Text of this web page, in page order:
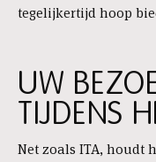
tegelijkertijd hoop
UW
TIJDENS
Net zoals ITA, houdt